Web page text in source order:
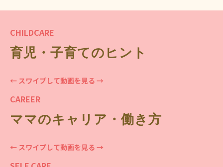
CHILDCARE
育児・子育てのヒント
← スワイプして動画を見る →
CAREER
ママのキャリア・働き方
← スワイプして動画を見る →